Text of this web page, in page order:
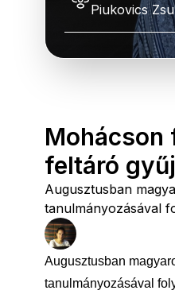
Piukovics
feltáró
Augusztusban
tanulmányozásával
Augusztusban
tanulmányozásával